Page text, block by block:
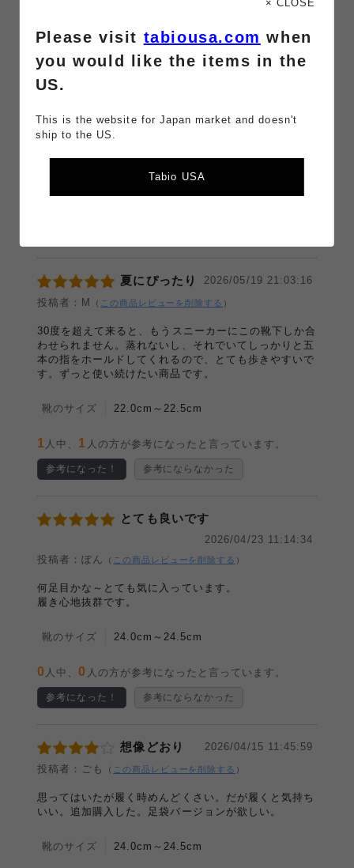
検索
クリア
投稿者：Aki1028
デザインや生地はいいのですが、口ゴムが少しきつく、
跡が残ります。
23.0cm～23.5cm
夏にぴったり
2026/05/19 21:03:16
投稿者：M
（ この商品レビューを削除する ）
30度を超えて来ると、もうスニーカーにこの靴下しか合
わせられません。蒸れないし、それでいてしっかりと五
本の指をホールドしてくれるので、とても歩きやすいで
す。ずっと使い続けたい商品です。
靴のサイズ 22.0cm～22.5cm
1 人中、 1 人の方が参考になったと言っています。
参考になった！ 参考にならなかった
とても良いです
2026/04/23 11:14:34
投稿者：ぽん
（ この商品レビューを削除する ）
何足目かな～とても気に入っています。
履き心地抜群です。
靴のサイズ 24.0cm～24.5cm
0 人中、0 人の方が参考になったと言っています。
参考になった！ 参考にならなかった
想像どおり
2026/04/15 11:45:59
投稿者：ごも
（ この商品レビューを削除する ）
思ってはいたが履く時めんどくさい。だが履くと気持ち
いい。追加購入した。足袋バージョンが欲しい。
靴のサイズ 24.0cm～24.5cm
× CLOSE
Please visit tabiousa.com when
you would like the items in the
US.
This is the website for Japan market and doesn't
ship to the US.
Tabio USA